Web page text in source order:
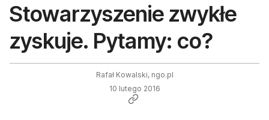
Stowarzyszenie zwykłe
zyskuje. Pytamy: co?
Rafał Kowalski, ngo.pl
10 lutego 2016